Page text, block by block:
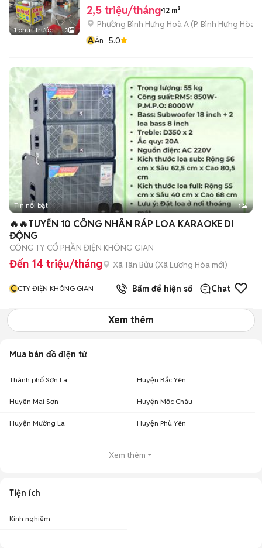
1 phút trước 3
2,5 triệu/tháng 12 m²
Phường Bình Hưng Hoà A (P. Bình Hưng Hòa
ÂÂn 5.0
Tin nổi bật 1
🔥🔥TUYỂN 10 CÔNG NHÂN RÁP LOA KARAOKE DI
ĐỘNG
CÔNG TY CỔ PHẦN ĐIỆN KHÔNG GIAN
Đến 14 triệu/tháng Xã Tân Bửu (Xã Lương Hòa mới)
C CTY ĐIỆN KHÔNG GIAN Bấm để hiện số Chat
Xem thêm
Mua bán đồ điện tử
Thành phố Sơn La Huyện Bắc Yên
Huyện Mai Sơn Huyện Mộc Châu
Huyện Mường La Huyện Phù Yên
Xem thêm
Tiện ích
Kinh nghiệm